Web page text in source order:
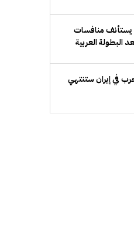
يستأنف منافسات
البطولة العربية
في إيران ستنتهي